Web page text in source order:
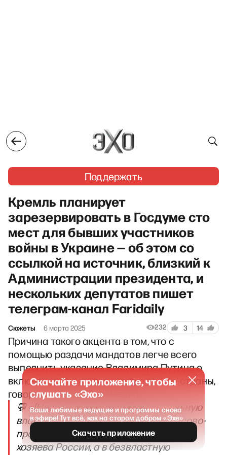
Поддержать
Кремль планирует
зарезервировать в Госдуме сто
мест для бывших участников
войны в Украине — об этом со
ссылкой на источник, близкий к
Администрации президента, и
нескольких депутатов пишет
телеграм-канал Faridaily
Сюжеты 6 марта 2025 232 3 14
Причина такого акцента в том, что с
помощью раздачи мандатов легче всего
выполнить указание Владимира Путина о
включении военных в «новую элиту» страны,
говорят собеседники медиа.
💬 «[Назначить их] не в исполнительную
власть, где деньги, не в ФПГ [финансово-
промышленные группы], где реальные
хозяева России, а в безвластную
Скачайте приложение, чтобы
слушать «Эхо»
Ваши любимые ведущие и программы снова
в эфире! Тут всё, как на старом добром «Эхе»
Скачать приложение